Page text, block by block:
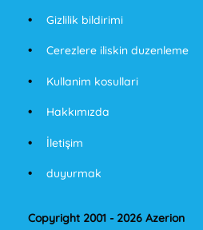
Gizlilik bildirimi
Cerezlere iliskin duzenleme
Kullanim kosullari
Hakkımızda
İletişim
duyurmak
Copyright 2001 - 2026 Azerion